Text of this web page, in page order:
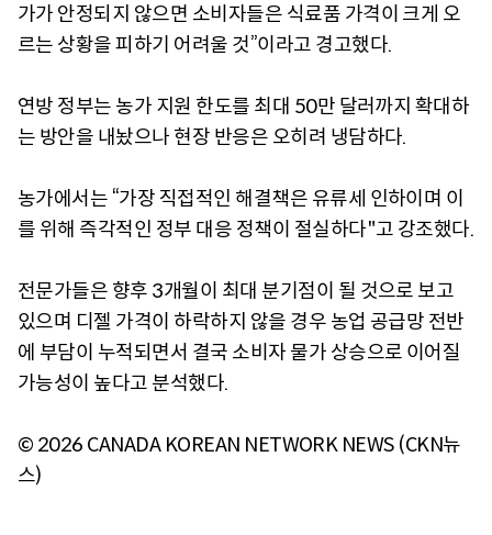
가가 안정되지 않으면 소비자들은 식료품 가격이 크게 오
르는 상황을 피하기 어려울 것”이라고 경고했다.
연방 정부는 농가 지원 한도를 최대 50만 달러까지 확대하
는 방안을 내놨으나 현장 반응은 오히려 냉담하다.
농가에서는 “가장 직접적인 해결책은 유류세 인하이며 이
를 위해 즉각적인 정부 대응 정책이 절실하다"고 강조했다.
전문가들은 향후 3개월이 최대 분기점이 될 것으로 보고
있으며 디젤 가격이 하락하지 않을 경우 농업 공급망 전반
에 부담이 누적되면서 결국 소비자 물가 상승으로 이어질
가능성이 높다고 분석했다.
© 2026 CANADA KOREAN NETWORK NEWS (CKN뉴
스)